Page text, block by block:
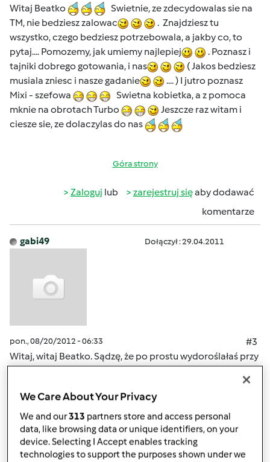
Witaj Beatko
Swietnie, ze zdecydowalas sie na
TM, nie bedziesz zalowac
. Znajdziesz tu
wszystko, czego bedziesz potrzebowala, a jakby co, to
pytaj.... Pomozemy, jak umiemy najlepiej
. Poznasz i
tajniki dobrego gotowania, i nas
( Jakos bedziesz
musiala zniesc i nasze gadanie
.... ) I jutro poznasz
Mixi - szefowa
Swietna kobietka, a z pomoca
mknie na obrotach Turbo
Jeszcze raz witam i
ciesze sie, ze dolaczylas do nas
Góra strony
Zaloguj lub zarejestruj sięaby dodawać
komentarze
gabi49 Dołączył : 29.04.2011
pon., 08/20/2012 - 06:33
#3
Witaj, witaj Beatko. Sądzę, że po prostu wydoroślałaś przy
thermomixie, masz swoją rodzne i wiesz z doswiadczenia
co to jest w kuchni Thermomix. Brawo ! Działaj! Czekamy
na Twoje przepisy.
Góra strony
We Care About Your Privacy
We and our313 partners store and access personal
data, like browsing data or unique identifiers, on your
device. Selecting I Accept enables tracking
technologies to support the purposes shown under we